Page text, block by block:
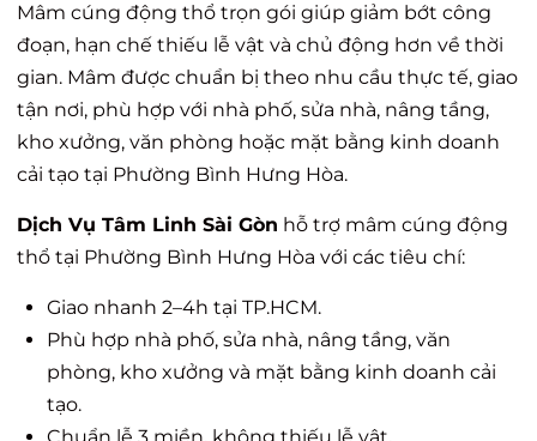
Mâm cúng động thổ trọn gói giúp giảm bớt công
đoạn, hạn chế thiếu lễ vật và chủ động hơn về thời
gian. Mâm được chuẩn bị theo nhu cầu thực tế, giao
tận nơi, phù hợp với nhà phố, sửa nhà, nâng tầng,
kho xưởng, văn phòng hoặc mặt bằng kinh doanh
cải tạo tại Phường Bình Hưng Hòa.
Dịch Vụ Tâm Linh Sài Gòn hỗ trợ mâm cúng động
thổ tại Phường Bình Hưng Hòa với các tiêu chí:
Giao nhanh 2–4h tại TP.HCM.
Phù hợp nhà phố, sửa nhà, nâng tầng, văn
phòng, kho xưởng và mặt bằng kinh doanh cải
tạo.